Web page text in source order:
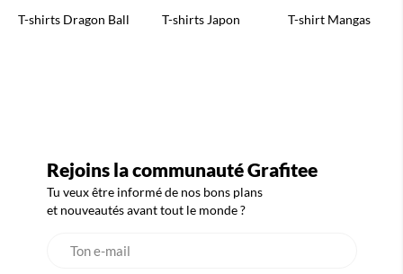
T-shirts Dragon Ball T-shirts Japon T-shirt Mangas
Rejoins la communauté Grafitee
Tu veux être informé de nos bons plans
et nouveautés avant tout le monde ?